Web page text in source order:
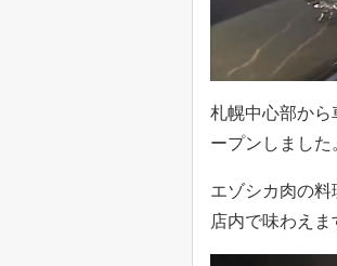
札幌中心部か
ープンしました
エゾシカ肉の
店内で味わえま